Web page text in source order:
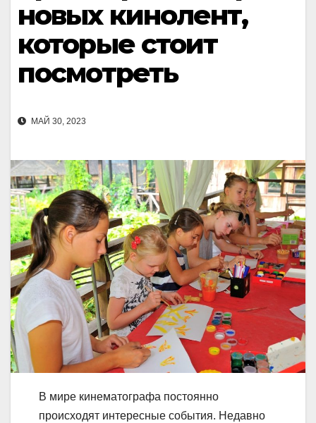
новых кинолент,
которые стоит
посмотреть
МАЙ 30, 2023
В мире кинематографа постоянно
происходят интересные события. Недавно